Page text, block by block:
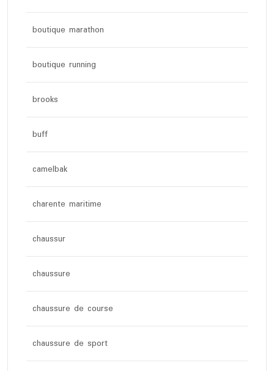
boutique marathon
boutique running
brooks
buff
camelbak
charente maritime
chaussur
chaussure
chaussure de course
chaussure de sport